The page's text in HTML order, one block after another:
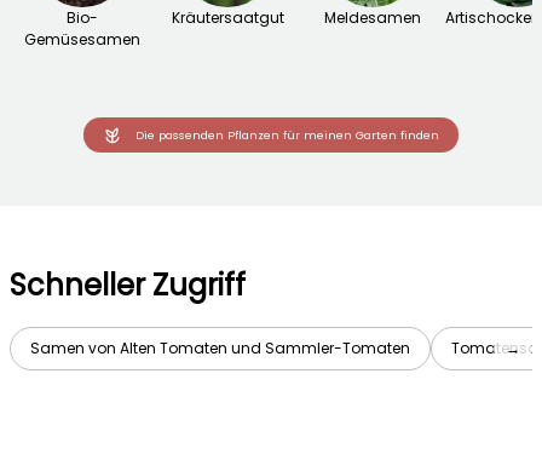
Bio-
Gemüsesamen
Kräutersaatgut Meldesamen
Die passenden Pflanzen für meinen Garten finden
Schneller Zugriff
Samen von Alten Tomaten und Sammler-Tomaten →